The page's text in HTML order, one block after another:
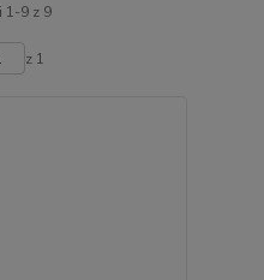
1-9 z 9
z 1